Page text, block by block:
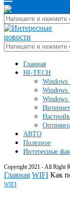
Главная
HI-TECH
Windows
Windows
Windows
Интернет
АВТО
Полезное
Интересные
Copyright 2021 - All Right
Главная WIFI Как
WIFI